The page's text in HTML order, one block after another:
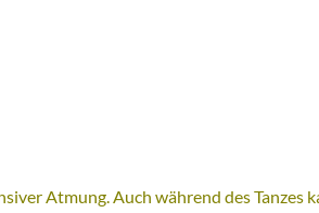
Atmung. Auch während des Tanzes